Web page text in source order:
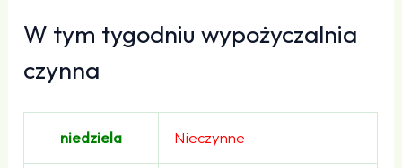
W tym tygodniu wypożyczalnia
czynna
niedziela Nieczynne